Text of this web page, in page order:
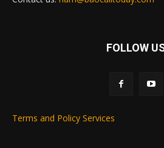
FOLLOW
Terms and Policy Services